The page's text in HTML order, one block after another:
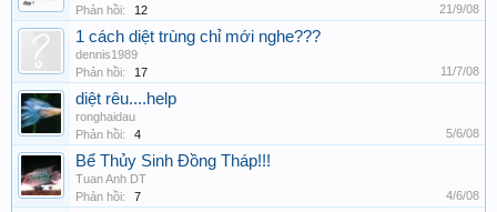
Phản hồi:
12 21/9/08
1 cách diệt trùng chỉ mới nghe???
dennis1989
Phản hồi:
17 11/7/08
diệt rêu....help
ronghaidau
Phản hồi:
4 5/6/08
Bể Thủy Sinh Đồng Tháp!!!
Tuan Anh DT
Phản hồi:
7 4/6/08